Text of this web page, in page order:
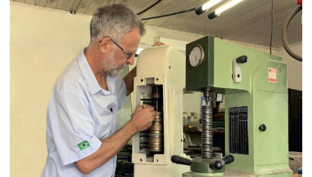
Penetrador de diamante para durômetro rockwell
Penetrador de diamante para durômetro rockwell preço
Penetrador dureza brinell
Penetrador rockwell
Ponteira de durometro
Valor bloco padrão